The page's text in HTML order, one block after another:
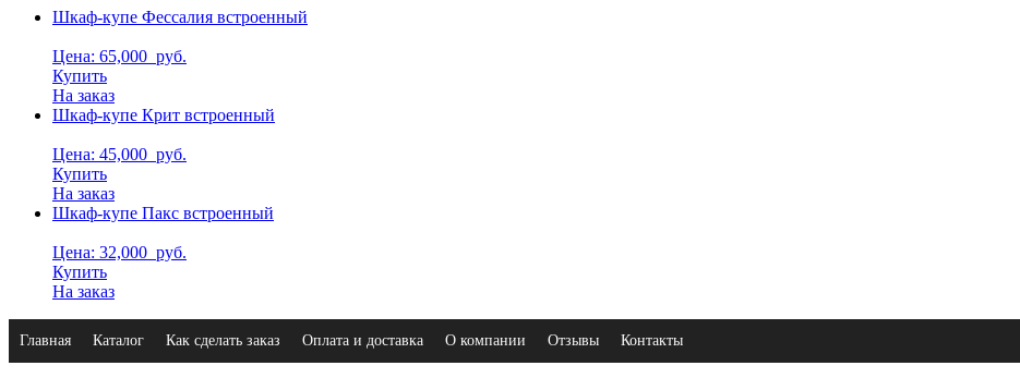
Шкаф-купе Фессалия встроенный
Цена: 65,000 руб.
Купить
На заказ
Шкаф-купе Крит встроенный
Цена: 45,000 руб.
Купить
На заказ
Шкаф-купе Пакс встроенный
Цена: 32,000 руб.
Купить
На заказ
Главная Каталог Как сделать заказ Оплата и доставка О компании Отзывы Контакты